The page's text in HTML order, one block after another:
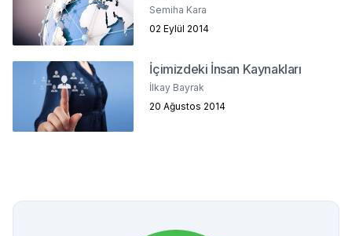
Semiha Kara
02 Eylül 2014
İçimizdeki İnsan Kaynakları
İlkay Bayrak
20 Ağustos 2014